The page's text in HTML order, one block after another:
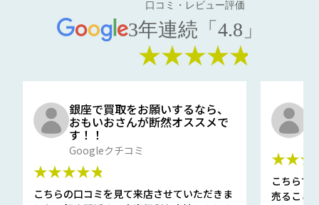
口コミ・レビュー評価
3年連続「4.8」
★★★★★
銀座で買取をお願いするなら、
おもいおさんが断然オススメで
す！！
Googleクチコミ
★★★★★
こちらの口コミを見て来店させていただきま
こちらで
売ること